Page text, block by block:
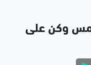
وكن على